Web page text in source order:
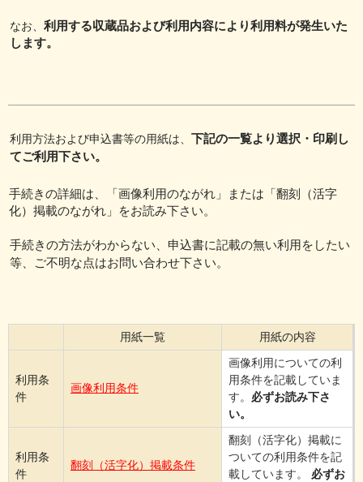
なお、 利用する収蔵品および利用内容により利用料が発生いた
します。
利用方法および申込書等の用紙は、 下記の一覧より選択・印刷し
てご利用下さい。
手続きの詳細は、「画像利用のながれ」または「翻刻（活字
化）掲載のながれ」をお読み下さい。
手続きの方法がわからない、申込書に記載の無い利用をしたい
等、ご不明な点はお問い合わせ下さい。
用紙一覧 用紙の内容
利用条
件
画像利用条件
画像利用についての利
用条件を記載していま
す。 必ずお読み下さ
い。
利用条
件
翻刻（活字化）掲載条件
翻刻（活字化）掲載に
ついての利用条件を記
載しています。 必ずお